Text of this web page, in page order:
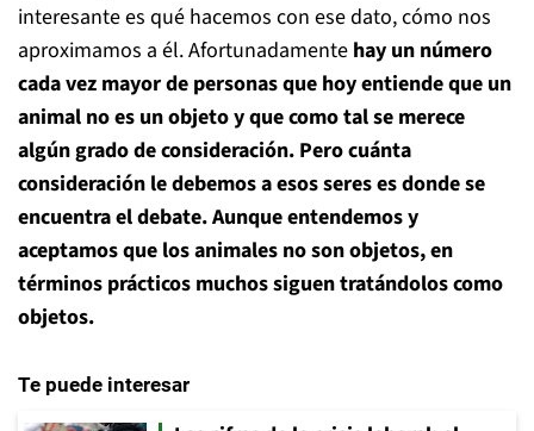
interesante es qué hacemos con ese dato, cómo nos
aproximamos a él. Afortunadamente hay un número
cada vez mayor de personas que hoy entiende que un
animal no es un objeto y que como tal se merece
algún grado de consideración. Pero cuánta
consideración le debemos a esos seres es donde se
encuentra el debate. Aunque entendemos y
aceptamos que los animales no son objetos, en
términos prácticos muchos siguen tratándolos como
objetos.
Te puede interesar